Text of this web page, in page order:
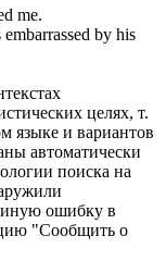
me.
embarrassed by his
целях, т.
языке и вариантов
автоматически
поиска на
ошибку в
"Сообщить о